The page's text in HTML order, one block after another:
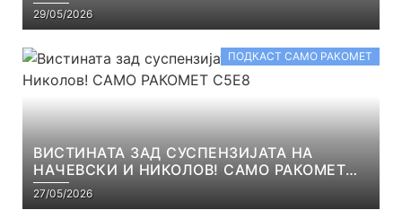
29/05/2026
ПОДКАСТ САМО РАКОМЕТ
ВИСТИНАТА ЗАД СУСПЕНЗИЈАТА НА
НАЧЕВСКИ И НИКОЛОВ! САМО РАКОМЕТ
С5Е8
27/05/2026